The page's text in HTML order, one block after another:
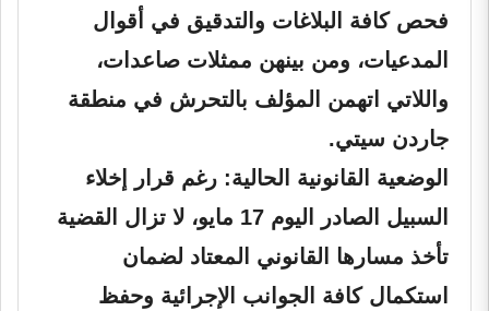
فحص كافة البلاغات والتدقيق في أقوال
المدعيات، ومن بينهن ممثلات صاعدات،
واللاتي اتهمن المؤلف بالتحرش في منطقة
جاردن سيتي.
الوضعية القانونية الحالية: رغم قرار إخلاء
السبيل الصادر اليوم 17 مايو، لا تزال القضية
تأخذ مسارها القانوني المعتاد لضمان
استكمال كافة الجوانب الإجرائية وحفظ